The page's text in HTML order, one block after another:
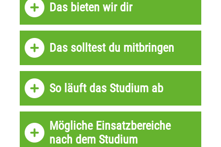
Das bieten wir dir
Das solltest du mitbringen
So läuft das Studium ab
Mögliche Einsatzbereiche
nach dem Studium